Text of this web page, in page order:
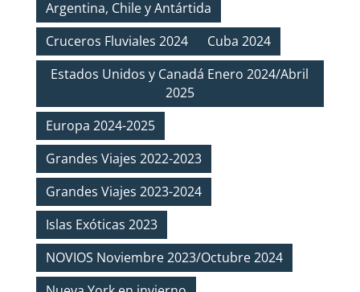
Argentina, Chile y Antártida
Cruceros Fluviales 2024
Cuba 2024
Estados Unidos y Canadá Enero 2024/Abril
2025
Europa 2024-2025
Grandes Viajes 2022-2023
Grandes Viajes 2023-2024
Islas Exóticas 2023
NOVIOS Noviembre 2023/Octubre 2024